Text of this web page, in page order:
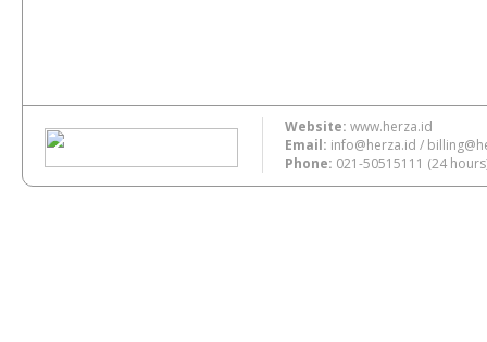
Website: www.herza.id
Email: info@herza.id /
Phone: 021-50515111 (24